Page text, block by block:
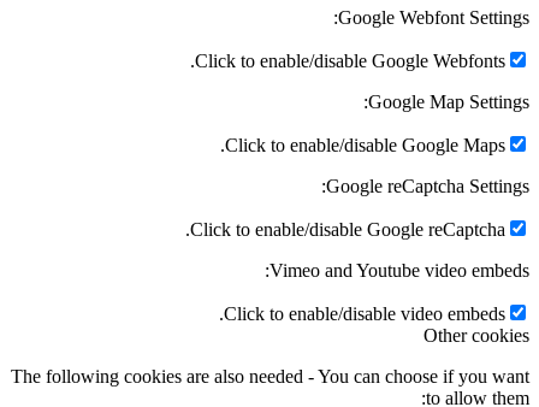
Google Webfont Settings:
Click to enable/disable Google Webfonts.
Google Map Settings:
Click to enable/disable Google Maps.
Google reCaptcha Settings:
Click to enable/disable Google reCaptcha.
Vimeo and Youtube video embeds:
Click to enable/disable video embeds.
Other cookies
The following cookies are also needed - You can choose if you want
to allow them: